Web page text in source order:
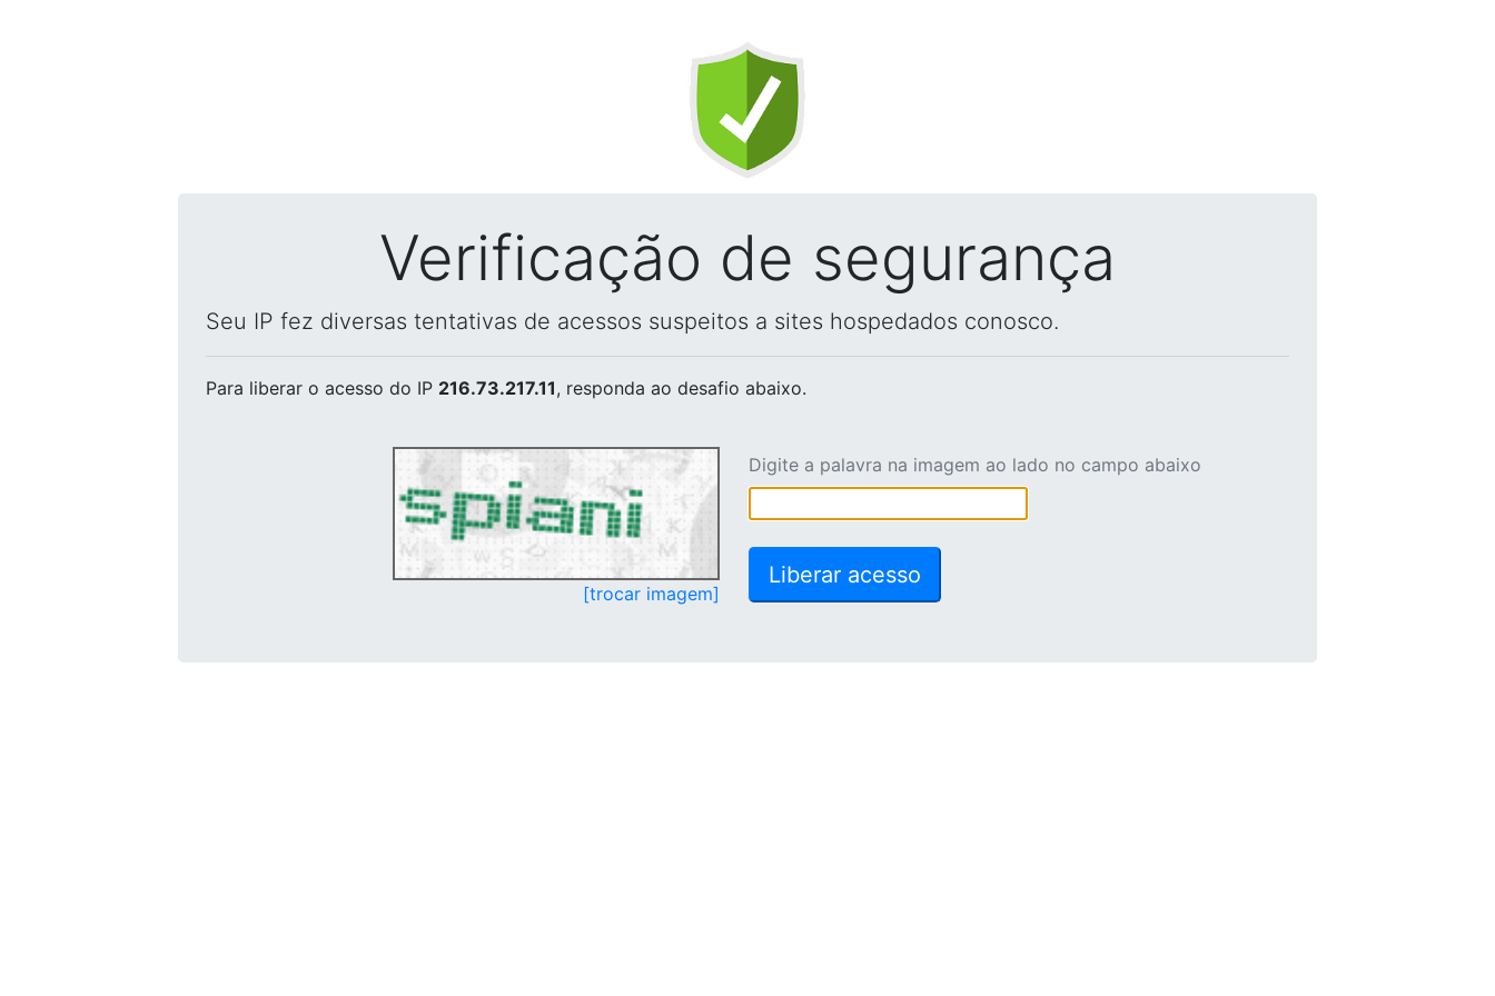
Verificação de segurança
Seu IP fez diversas tentativas de acessos suspeitos a sites hospedados conosco.
Para liberar o acesso do IP 216.73.217.11, responda ao desafio abaixo.
[trocar imagem]
Digite a palavra na imagem ao lado no campo abaixo